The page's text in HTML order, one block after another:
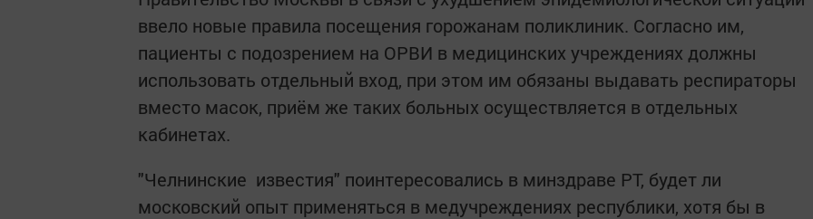
ввело новые правила посещения горожанам поликлиник. Согласно им,
пациенты с подозрением на ОРВИ в медицинских учреждениях должны
использовать отдельный вход, при этом им обязаны выдавать респираторы
вместо масок, приём же таких больных осуществляется в отдельных
кабинетах.
"Челнинские известия" поинтересовались в минздраве РТ, будет ли
московский опыт применяться в медучреждениях республики, хотя бы в